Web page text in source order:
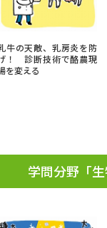
先輩が入学を決めた理由
ガイド
学問の教科書
牛の天敵、乳房炎を防
！ 診断技術で酪農現
を変える
学問分野「